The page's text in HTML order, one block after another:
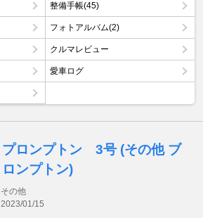
整備手帳(45)
フォトアルバム(2)
クルマレビュー
愛車ログ
プロンプトン 3号 (その他 ブ
ロンプトン)
その他
2023/01/15